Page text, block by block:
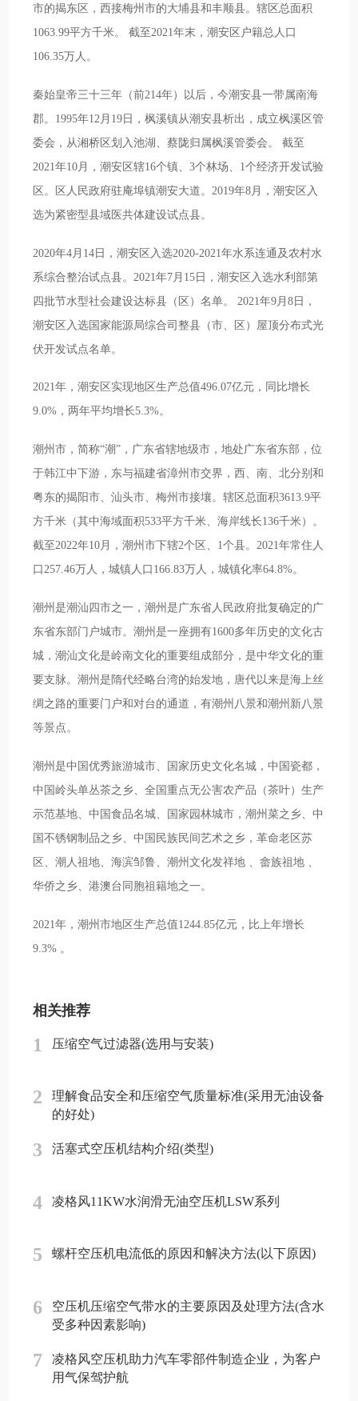
市的揭东区，西接梅州市的大埔县和丰顺县。辖区总面积
1063.99平方千米。 截至2021年末，潮安区户籍总人口
106.35万人。
秦始皇帝三十三年（前214年）以后，今潮安县一带属南海
郡。1995年12月19日，枫溪镇从潮安县析出，成立枫溪区管
委会，从湘桥区划入池湖、蔡陇归属枫溪管委会。 截至
2021年10月，潮安区辖16个镇、3个林场、1个经济开发试验
区。区人民政府驻庵埠镇潮安大道。2019年8月，潮安区入
选为紧密型县域医共体建设试点县。
2020年4月14日，潮安区入选2020-2021年水系连通及农村水
系综合整治试点县。2021年7月15日，潮安区入选水利部第
四批节水型社会建设达标县（区）名单。 2021年9月8日，
潮安区入选国家能源局综合司整县（市、区）屋顶分布式光
伏开发试点名单。
2021年，潮安区实现地区生产总值496.07亿元，同比增长
9.0%，两年平均增长5.3%。
潮州市，简称“潮”，广东省辖地级市，地处广东省东部，位
于韩江中下游，东与福建省漳州市交界，西、南、北分别和
粤东的揭阳市、汕头市、梅州市接壤。辖区总面积3613.9平
方千米（其中海域面积533平方千米、海岸线长136千米）。
截至2022年10月，潮州市下辖2个区、1个县。2021年常住人
口257.46万人，城镇人口166.83万人，城镇化率64.8%。
潮州是潮汕四市之一，潮州是广东省人民政府批复确定的广
东省东部门户城市。潮州是一座拥有1600多年历史的文化古
城，潮汕文化是岭南文化的重要组成部分，是中华文化的重
要支脉。潮州是隋代经略台湾的始发地，唐代以来是海上丝
绸之路的重要门户和对台的通道，有潮州八景和潮州新八景
等景点。
潮州是中国优秀旅游城市、国家历史文化名城，中国瓷都，
中国岭头单丛茶之乡、全国重点无公害农产品（茶叶）生产
示范基地、中国食品名城、国家园林城市，潮州菜之乡、中
国不锈钢制品之乡、中国民族民间艺术之乡，革命老区苏
区、潮人祖地、海滨邹鲁、潮州文化发祥地 、畲族祖地 、
华侨之乡、港澳台同胞祖籍地之一。
2021年，潮州市地区生产总值1244.85亿元，比上年增长
9.3% 。
相关推荐
1 压缩空气过滤器(选用与安装)
2
理解食品安全和压缩空气质量标准(采用无油设备
的好处)
3 活塞式空压机结构介绍(类型)
4 凌格风11KW水润滑无油空压机LSW系列
5 螺杆空压机电流低的原因和解决方法(以下原因)
6
空压机压缩空气带水的主要原因及处理方法(含水
受多种因素影响)
7
凌格风空压机助力汽车零部件制造企业，为客户
用气保驾护航